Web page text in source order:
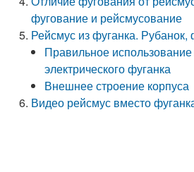
фугование и рейсмусование
Рейсмус из фуганка. Рубанок,
Правильное
электрического фуганка
Внешнее строение корпуса
Видео рейсмус вместо